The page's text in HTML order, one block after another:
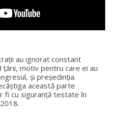
au ignorat constant
motiv pentru care ei au
și președinția.
această parte
fi cu siguranţă testate în